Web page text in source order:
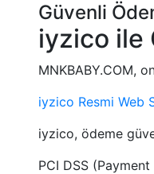
Güvenli
iyzico ile
MNKBABY.COM,
iyzico Resmi Web
iyzico, ödeme
PCI DSS